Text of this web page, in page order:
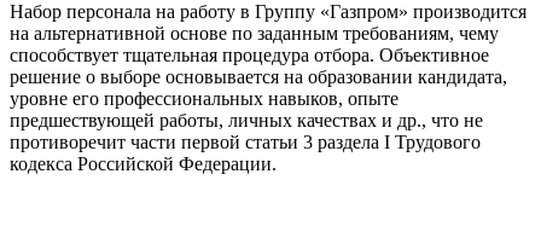
Набор персонала на работу в Группу «Газпром» производится
на альтернативной основе по заданным требованиям, чему
способствует тщательная процедура отбора. Объективное
решение о выборе основывается на образовании кандидата,
уровне его профессиональных навыков, опыте
предшествующей работы, личных качествах и др., что не
противоречит части первой статьи 3 раздела I Трудового
кодекса Российской Федерации.